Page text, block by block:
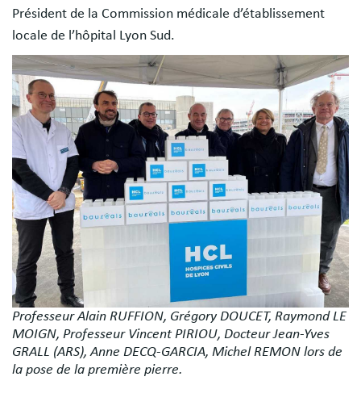
Président de la Commission médicale d’établissement
locale de l’hôpital Lyon Sud.
Image
Professeur Alain RUFFION, Grégory DOUCET, Raymond LE
MOIGN, Professeur Vincent PIRIOU, Docteur Jean-Yves
GRALL (ARS), Anne DECQ-GARCIA, Michel REMON lors de
la pose de la première pierre.